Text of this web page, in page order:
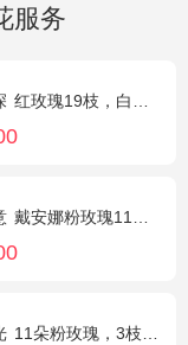
服务
红玫瑰19枝，白色相思梅、栀子叶搭配
戴安娜粉玫瑰11枝，浅紫勿忘我、尤加利搭配
11朵粉玫瑰，3枝多头粉百合，黄莺搭配